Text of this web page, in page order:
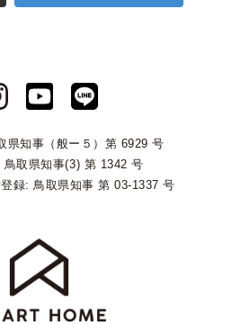
県知事（般ー５）第 6929 号
鳥取県知事(3) 第 1342 号
録: 鳥取県知事 第 03-1337 号